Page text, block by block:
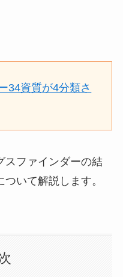
34資質が4分類さ
スファインダーの結
いて解説します。